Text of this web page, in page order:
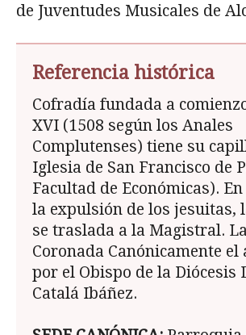
de Ju­ventudes Musicales de
Referencia histórica
Cofradía fundada a
XVI (1508 según los Anales
Complutenses) tiene su
Iglesia de San Francisco de
Facultad de Económicas).
la expulsión de los jesuitas,
se traslada a la Magistral.
Coronada Canónicamente el
por el Obispo de la Diócesis
Catalá Ibáñez.